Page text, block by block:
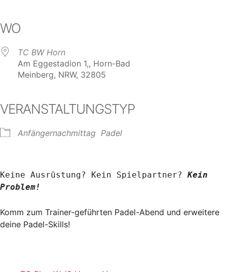
WO
TC BW Horn
Am Eggestadion 1,, Horn-Bad
Meinberg, NRW, 32805
VERANSTALTUNGSTYP
Anfängernachmittag Padel
Keine Ausrüstung? Kein Spielpartner? Kein
Problem!
Komm zum Trainer-geführten Padel-Abend und erweitere
deine Padel-Skills!